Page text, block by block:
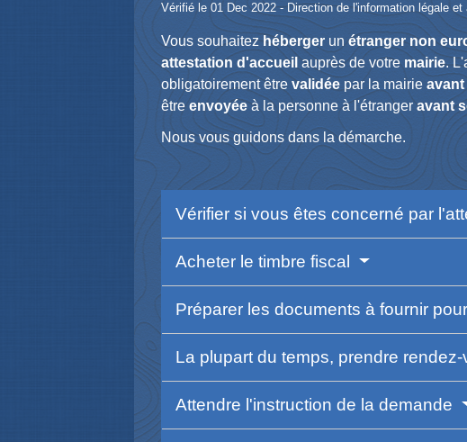
Vérifié le 01 Dec 2022 - Direction de l'information légale
Vous souhaitezhéberger unétranger non
attestation d'accueil auprès de votremairie.
obligatoirement êtrevalidée par la mairieavant
êtreenvoyéeà la personne à l'étrangeravant
Nous vous guidons dans la démarche.
Vérifier si vous êtes concerné par
Acheter le timbre fiscal
Préparer les documents à fournir
La plupart du temps, prendre
Attendre l'instruction de la demande